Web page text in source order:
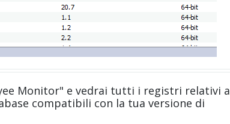
Monitor" e vedrai tutti i registri relativi a
compatibili con la tua versione di